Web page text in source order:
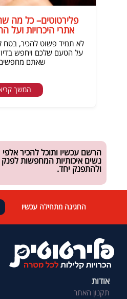
פלירטוטים– כל מה
אתרי היכרויות ועל
לא תמיד פשוט להכיר, בטח
על הטעם שלכם ויחפש
שאתם
המשך
הרשם עכשיו ותוכל להכיר אלפי
נשים איכותיות המחפשות לפנק
ולהתפנק יחד.
החגיגה מתחילה עכשיו
אודות
תקנון האתר